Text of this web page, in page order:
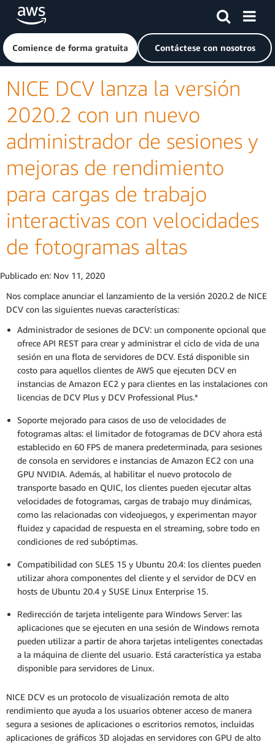
Saltar al contenido principal
Haga clic aquí para volver a la página de inicio de Amazon
Comience de forma gratuita Contáctese con nosotros
NICE DCV lanza la versión
2020.2 con un nuevo
administrador de sesiones y
mejoras de rendimiento
para cargas de trabajo
interactivas con velocidades
de fotogramas altas
Publicado en: Nov 11, 2020
Nos complace anunciar el lanzamiento de la versión 2020.2 de NICE
DCV con las siguientes nuevas características:
Administrador de sesiones de DCV: un componente opcional que
ofrece API REST para crear y administrar el ciclo de vida de una
sesión en una flota de servidores de DCV. Está disponible sin
costo para aquellos clientes de AWS que ejecuten DCV en
instancias de Amazon EC2 y para clientes en las instalaciones con
licencias de DCV Plus y DCV Professional Plus.*
Soporte mejorado para casos de uso de velocidades de
fotogramas altas: el limitador de fotogramas de DCV ahora está
establecido en 60 FPS de manera predeterminada, para sesiones
de consola en servidores e instancias de Amazon EC2 con una
GPU NVIDIA. Además, al habilitar el nuevo protocolo de
transporte basado en QUIC, los clientes pueden ejecutar altas
velocidades de fotogramas, cargas de trabajo muy dinámicas,
como las relacionadas con videojuegos, y experimentan mayor
fluidez y capacidad de respuesta en el streaming, sobre todo en
condiciones de red subóptimas.
Compatibilidad con SLES 15 y Ubuntu 20.4: los clientes pueden
utilizar ahora componentes del cliente y el servidor de DCV en
hosts de Ubuntu 20.4 y SUSE Linux Enterprise 15.
Redirección de tarjeta inteligente para Windows Server: las
aplicaciones que se ejecuten en una sesión de Windows remota
pueden utilizar a partir de ahora tarjetas inteligentes conectadas
a la máquina de cliente del usuario. Está característica ya estaba
disponible para servidores de Linux.
NICE DCV es un protocolo de visualización remota de alto
rendimiento que ayuda a los usuarios obtener acceso de manera
segura a sesiones de aplicaciones o escritorios remotos, incluidas
aplicaciones de gráficos 3D alojadas en servidores con GPU de alto